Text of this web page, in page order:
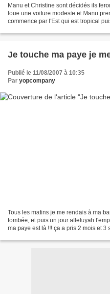
Manu et Christine sont décidés ils
loue une voiture modeste et Manu
commence par l'Est qui est tropical
Je touche ma paye je
Publié le 11/08/2007 à 10:35
Par yopcompany
Tous les matins je me rendais à ma
tombée, et puis un jour alleluyah
ma paye est là !!! ça a pris 2 mois et